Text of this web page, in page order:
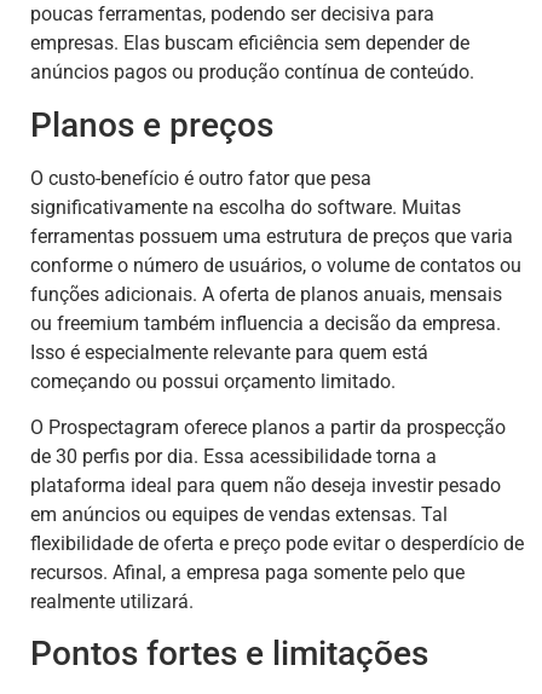
poucas ferramentas, podendo ser decisiva para
empresas. Elas buscam eficiência sem depender de
anúncios pagos ou produção contínua de conteúdo.
Planos e preços
O custo-benefício é outro fator que pesa
significativamente na escolha do software. Muitas
ferramentas possuem uma estrutura de preços que varia
conforme o número de usuários, o volume de contatos ou
funções adicionais. A oferta de planos anuais, mensais
ou freemium também influencia a decisão da empresa.
Isso é especialmente relevante para quem está
começando ou possui orçamento limitado.
O Prospectagram oferece planos a partir da prospecção
de 30 perfis por dia. Essa acessibilidade torna a
plataforma ideal para quem não deseja investir pesado
em anúncios ou equipes de vendas extensas. Tal
flexibilidade de oferta e preço pode evitar o desperdício de
recursos. Afinal, a empresa paga somente pelo que
realmente utilizará.
Pontos fortes e limitações